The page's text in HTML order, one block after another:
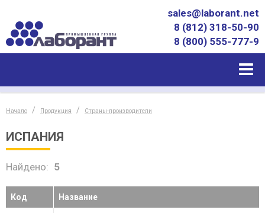
sales@laborant.net
8 (812) 318-50-90
8 (800) 555-777-9
Начало Продукция Страны-производители
ИСПАНИЯ
Найдено: 5
Код Название